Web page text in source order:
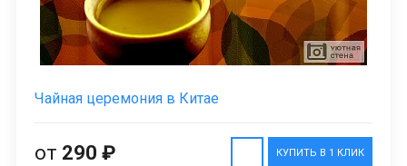
Чайная церемония в Китае
КУПИТЬ В 1 КЛИК
от 290 ₽